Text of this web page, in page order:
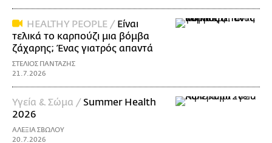
ΗΕΑLTHY PEOPLE / Είναι
τελικά το καρπούζι μια βόμβα
ζάχαρης; Ένας γιατρός απαντά
ΣΤΕΛΙΟΣ ΠΑΝΤΑΖΗΣ
21.7.2026
Υγεία & Σώμα / Summer Health
2026
ΑΛΕΞΙΑ ΣΒΩΛΟΥ
20.7.2026